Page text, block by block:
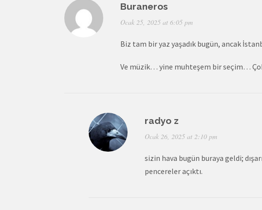
Buraneros
Ocak 25, 2025 at 6:05 pm
Biz tam bir yaz yaşadık bugün, ancak
Ve müzik… yine muhteşem bir seçim…
radyo z
Ocak 26, 2025 at 2:10 pm
sizin hava bugün buraya geldi;
pencereler açıktı.